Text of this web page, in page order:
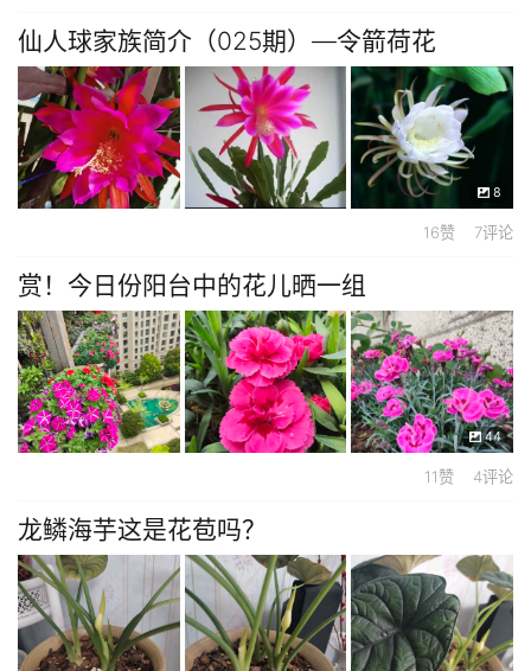
仙人球家族简介（025期）—令箭荷花
8
16赞 7评论
赏！今日份阳台中的花儿晒一组
44
11赞 4评论
龙鳞海芋这是花苞吗？